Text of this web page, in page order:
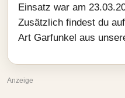
Einsatz war am
Zusätzlich findest du
Art Garfunkel aus
Anzeige